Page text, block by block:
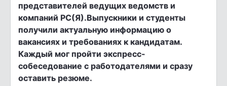
представителей ведущих ведомств и
компаний РС(Я).Выпускники и студенты
получили актуальную информацию о
вакансиях и требованиях к кандидатам.
Каждый мог пройти экспресс-
собеседование с работодателями и сразу
оставить резюме.